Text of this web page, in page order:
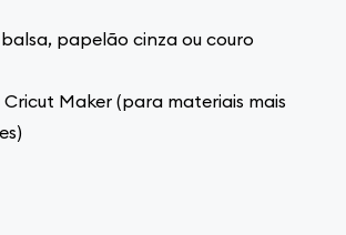
papelão cinza ou couro
Maker (para materiais mais